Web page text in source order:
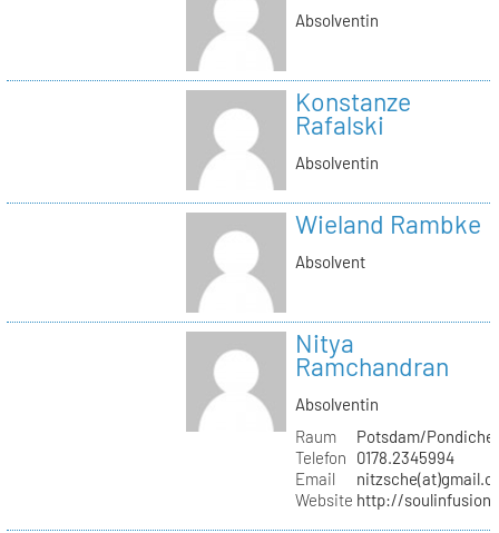
Absolventin
Konstanze
Rafalski
Absolventin
Wieland Rambke
Absolvent
Nitya
Ramchandran
Absolventin
Raum
Potsdam/
Telefon
0178.2345994
Email
Website http://